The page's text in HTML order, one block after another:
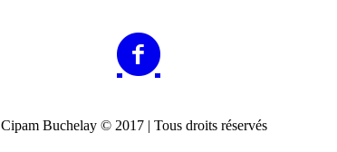
Cipam Buchelay © 2017 | Tous droits réservés